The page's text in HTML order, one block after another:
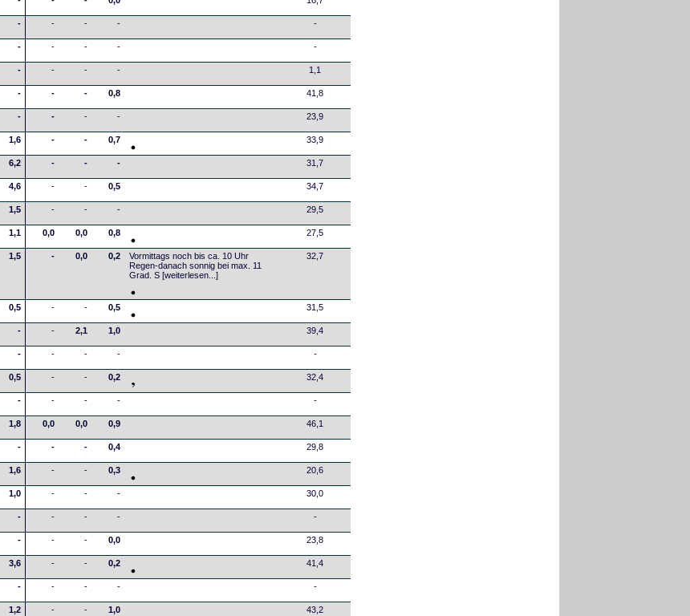
- - - - -
- - - - -
- - - - 1,1
- - - 0,8 41,8
- - - - 23,9
1,6 - - 0,7 33,9
6,2 - - - 31,7
4,6 - - 0,5 34,7
1,5 - - - 29,5
1,1 0,0 0,0 0,8 27,5
1,5 - 0,0 0,2
Vormittags noch bis ca. 10 Uhr
Regen-danach sonnig bei max. 11
Grad. S [weiterlesen...]
32,7
0,5 - - 0,5 31,5
- - 2,1 1,0 39,4
- - - - -
0,5 - - 0,2 32,4
- - - - -
1,8 0,0 0,0 0,9 46,1
- - - 0,4 29,8
1,6 - - 0,3 20,6
1,0 - - - 30,0
- - - - -
- - - 0,0 23,8
3,6 - - 0,2 41,4
- - - - -
1,2 - - 1,0 43,2